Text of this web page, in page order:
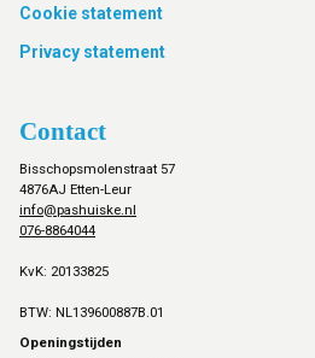
Cookie statement
Privacy statement
Contact
Bisschopsmolenstraat 57
4876AJ Etten-Leur
info@pashuiske.nl
076-8864044
KvK: 20133825
BTW: NL139600887B.01
Openingstijden